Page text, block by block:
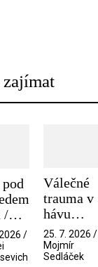
/
/
Válečné
trauma v
hávu
spektáklu
/ Odyssea
25. 7. 2026 /
Mojmír
Sedláček